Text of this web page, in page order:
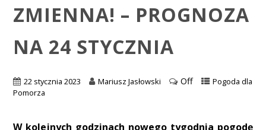
ZMIENNA! – PROGNOZA
NA 24 STYCZNIA
22 stycznia 2023 Mariusz Jasłowski Off
Pogoda dla
Pomorza
W kolejnych godzinach nowego tygodnia pogodę